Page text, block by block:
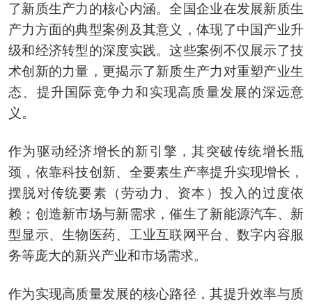
了新质生产力的核心内涵。全国企业在发展新质生
产力方面的典型案例及其意义，体现了中国产业升
级和经济转型的深度实践。这些案例不仅展示了技
术创新的力量，更揭示了新质生产力对重塑产业生
态、提升国际竞争力和实现高质量发展的深远意
义。
作为驱动经济增长的新引擎，其突破传统增长瓶
颈，依靠科技创新、全要素生产率提升实现增长，
摆脱对传统要素（劳动力、资本）投入的过度依
赖；创造新市场与新需求，催生了新能源汽车、新
型显示、生物医药、工业互联网平台、数字内容服
务等庞大的新兴产业和市场需求。
作为实现高质量发展的核心路径，其提升效率与质